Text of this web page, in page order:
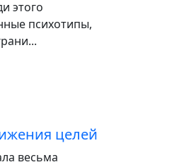
этого
психотипы,
целей
весьма